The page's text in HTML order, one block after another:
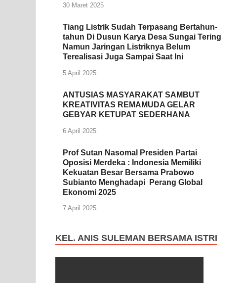
30 Maret 2025
Tiang Listrik Sudah Terpasang Bertahun-
tahun Di Dusun Karya Desa Sungai Tering
Namun Jaringan Listriknya Belum
Terealisasi Juga Sampai Saat Ini
5 April 2025
ANTUSIAS MASYARAKAT SAMBUT
KREATIVITAS REMAMUDA GELAR
GEBYAR KETUPAT SEDERHANA
6 April 2025
Prof Sutan Nasomal Presiden Partai
Oposisi Merdeka : Indonesia Memiliki
Kekuatan Besar Bersama Prabowo
Subianto Menghadapi Perang Global
Ekonomi 2025
7 April 2025
KEL. ANIS SULEMAN BERSAMA ISTRI